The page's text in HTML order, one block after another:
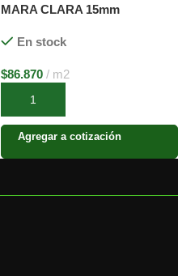
MARA CLARA 15mm
En stock
$86.870 m2
Añadir al carrito
Agregar a cotización